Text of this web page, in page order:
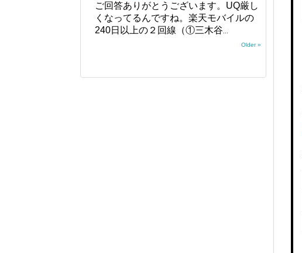
ご回答ありがとうございます。UQ厳し
くなってるんですね。楽天モバイルの
240日以上の２回線（①三木谷
Older »